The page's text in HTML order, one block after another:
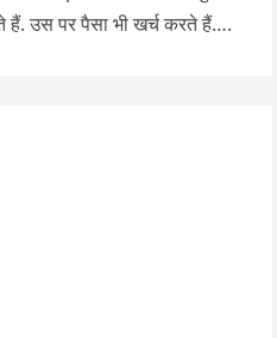
हैं. उस पर पैसा भी खर्च करते हैं….